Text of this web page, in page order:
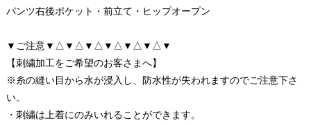
パンツ右後ポケット・前立て・ヒップオープン
▼ご注意▼△▼△▼△▼△▼△▼△▼
【刺繍加工をご希望のお客さまへ】
※糸の縫い目から水が浸入し、防水性が失われますのでご注意下さ
い。
・刺繍は上着にのみいれることができます。